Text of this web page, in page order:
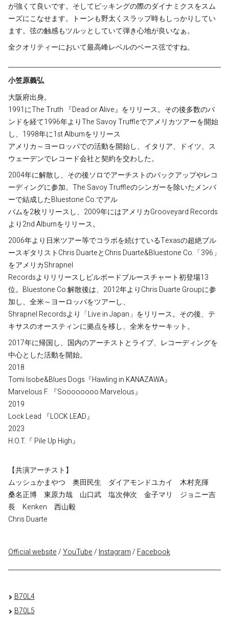
が強くて良いです。そしてピッキングの際のダイナミクスをスム
ーズにこなせます。トーンも野太くスラップ時もしっかりしてい
ます。 弦の触感もツルッとしていて弾き心地が良いなぁ。
全クオリティーにおいて最高峰レベルのベース弦ですね。
小笠原義弘
大阪府出身。
1991にThe Truth 『Dead or Alive』をリリース。その後多数のバ
ンドを経て1996年よりThe Savoy Truffleでアメリカツアーを開始
し、1998年に1st Albumをリリース
アメリカ～ヨーロッパでの活動を開始し、イタリア、ドイツ、ス
ウェーデンでレコード会社と契約を交わした。
2004年に解散し、その後ソロでアーチストのバックアップやレコ
ーディングに参加。The Savoy Truffleのシンガーを除いたメンバ
ーで結成したBluestone Co.でアル
バムを2枚リリースし、2009年にはアメリカGrooveyard Records
より2nd Albumをリリース。
2006年より日米ツアー等でコラボを続けているTexasの超絶ブル
ースギタリストChris DuarteとChris Duarte&Bluestone Co.「396」
をアメリカShrapnel
Recordsよりリリースしビルボードブルースチャート初登場13
位。Bluestone Co.解散後は、2012年よりChris Duarte Groupに参
加し、全米～ヨーロッパをツアーし、
Shrapnel Recordsより「Live in Japan」をリリース。その後、テ
キサスのオースティンに拠点を移し、全米をサーキット。
2017年に帰国し、国内のアーチストとライブ、レコーディングを
中心とした活動を開始。
2018
Tomi Isobe&Blues Dogs『Hawling in KANAZAWA』
Marvelous F. 『Soooooooo Marvelous』
2019
Lock Lead 『LOCK LEAD』
2023
H.O.T.『 Pile Up High』
【共演アーチスト】
ムッシュかまやつ 奥田民生 ダイアモンドユカイ 木村充揮
桑名正博 東原力哉 山口武 塩次伸次 金子マリ ジョニー吉
長 Kenken 西山毅
Chris Duarte
Official website/ YouTube/ Instagram/ Facebook
B70L4
B70L5